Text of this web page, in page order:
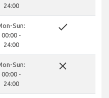
24:00
Sun:
00:00 -
24:00
done
Sun:
00:00 -
24:00
close